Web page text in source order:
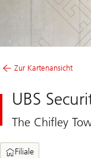
Zur Kartenansicht
UBS
The Chifley
Filiale